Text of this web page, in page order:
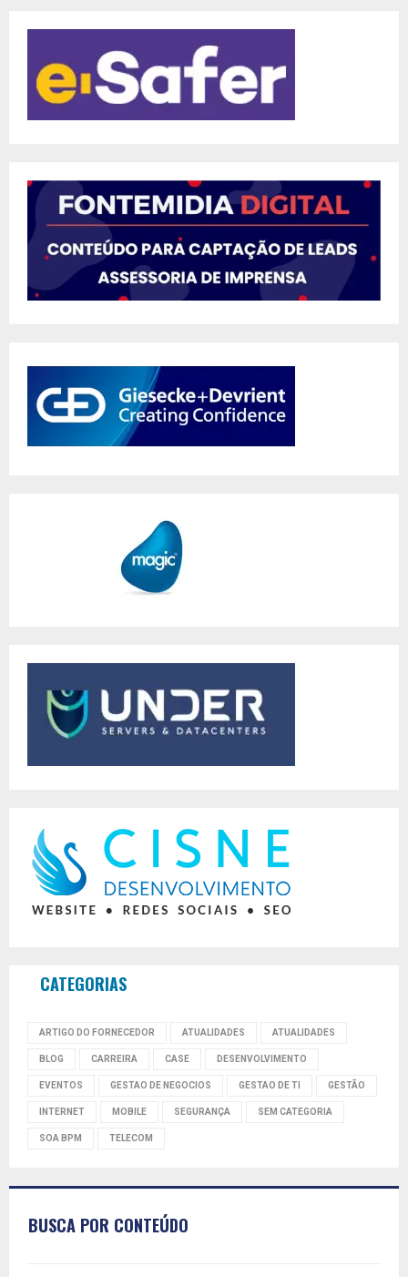
CATEGORIAS
ARTIGO DO FORNECEDOR ATUALIDADES ATUALIDADES
BLOG CARREIRA CASE DESENVOLVIMENTO
EVENTOS GESTAO DE NEGOCIOS GESTAO DE TI GESTÃO
INTERNET MOBILE SEGURANÇA SEM CATEGORIA
SOA BPM TELECOM
BUSCA POR CONTEÚDO